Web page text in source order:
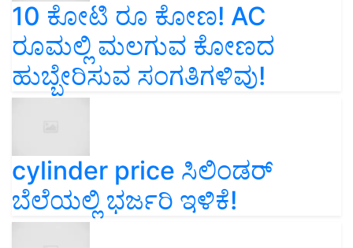
10 ಕೋಟಿ ರೂ ಕೋಣ! AC
ರೂಮಲ್ಲಿ ಮಲಗುವ ಕೋಣದ
ಹುಬ್ಬೇರಿಸುವ ಸಂಗತಿಗಳಿವು!
cylinder price ಸಿಲಿಂಡರ್‌
ಬೆಲೆಯಲ್ಲಿ ಭರ್ಜರಿ ಇಳಿಕೆ!